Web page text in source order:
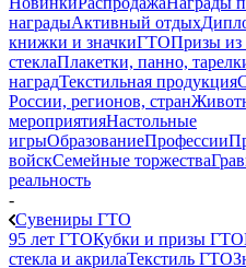
наградыАктивный отдых
книжки и значкиГТОПризы из
стеклаПлакетки, панно,
наградТекстильная продукция
России, регионов, стран
мероприятияНастольные
игрыОбразованиеПрофессии
войскСемейные торжества
реальность
-
Сувениры ГТО
95 лет ГТОКубки и призы ГТО
стекла и акрилаТекстиль ГТО